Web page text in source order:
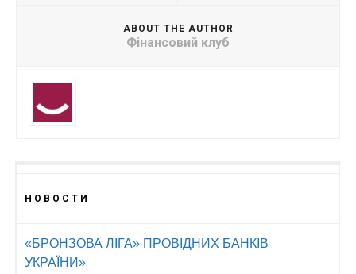
ABOUT THE AUTHOR
Фінансовий клуб
НОВОСТИ
«БРОНЗОВА ЛІГА» ПРОВІДНИХ БАНКІВ
УКРАЇНИ»